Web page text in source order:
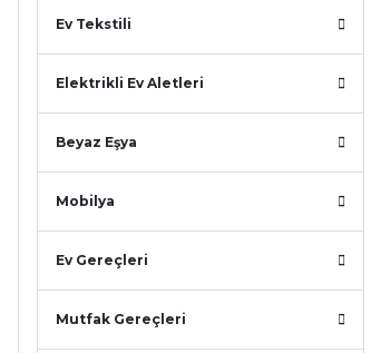
Ev Tekstili
Elektrikli Ev Aletleri
Beyaz Eşya
Mobilya
Ev Gereçleri
Mutfak Gereçleri